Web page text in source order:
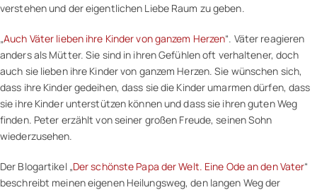
verstehen und der eigentlichen Liebe Raum zu geben.
„Auch Väter lieben ihre Kinder von ganzem Herzen“. Väter reagieren
anders als Mütter. Sie sind in ihren Gefühlen oft verhaltener, doch
auch sie lieben ihre Kinder von ganzem Herzen. Sie wünschen sich,
dass ihre Kinder gedeihen, dass sie die Kinder umarmen dürfen, dass
sie ihre Kinder unterstützen können und dass sie ihren guten Weg
finden. Peter erzählt von seiner großen Freude, seinen Sohn
wiederzusehen.
Der Blogartikel „Der schönste Papa der Welt. Eine Ode an den Vater“
beschreibt meinen eigenen Heilungsweg, den langen Weg der